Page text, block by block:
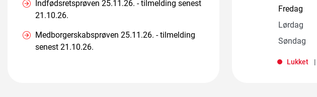
Indfødsretsprøven 25.11.26. - tilmelding senest
21.10.26.
Medborgerskabsprøven 25.11.26. - tilmelding
senest 21.10.26.
Fredag
Lørdag
Søndag
Lukket